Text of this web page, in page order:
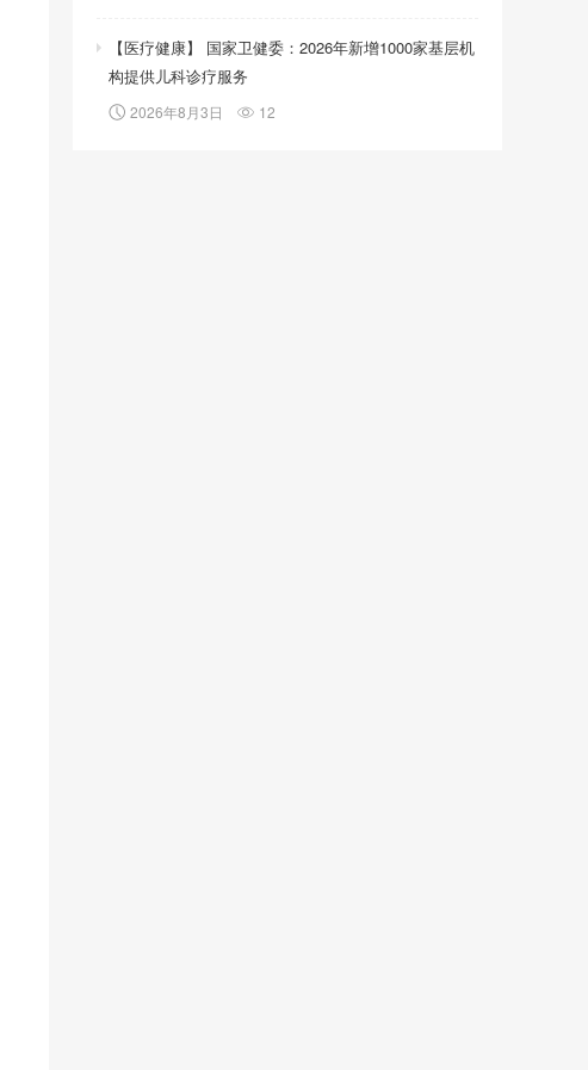
【医疗健康】 国家卫健委：2026年新增1000家基层机
构提供儿科诊疗服务
2026年8月3日 12